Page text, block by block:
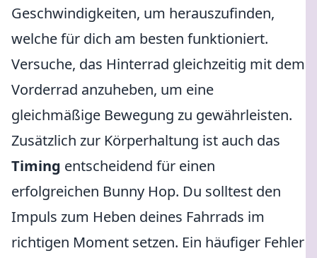
Geschwindigkeiten, um herauszufinden,
welche für dich am besten funktioniert.
Versuche, das Hinterrad gleichzeitig mit dem
Vorderrad anzuheben, um eine
gleichmäßige Bewegung zu gewährleisten.
Zusätzlich zur Körperhaltung ist auch das
Timing entscheidend für einen
erfolgreichen Bunny Hop. Du solltest den
Impuls zum Heben deines Fahrrads im
richtigen Moment setzen. Ein häufiger Fehler